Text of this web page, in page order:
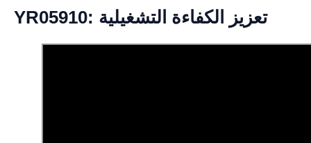
YR05910: تعزيز الكفاءة التشغيلية